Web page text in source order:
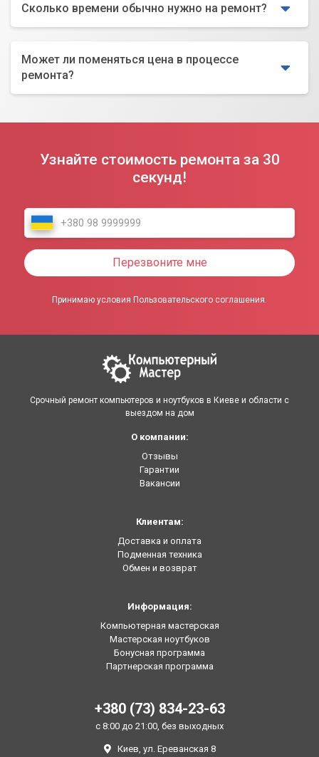
Сколько времени обычно нужно на ремонт?
Может ли поменяться цена в процессе
ремонта?
Узнайте стоимость ремонта за 30
секунд!
Перезвоните мне
Принимаю условия Пользовательского соглашения.
Срочный ремонт компьютеров и ноутбуков в Киеве и области с
выездом на дом
О компании:
Отзывы
Гарантии
Вакансии
Клиентам:
Доставка и оплата
Подменная техника
Обмен и возврат
Информация:
Компьютерная мастерская
Мастерская ноутбуков
Бонусная программа
Партнерская программа
+380 (73) 834-23-63
с 8:00 до 21:00, без выходных
Киев, ул. Ереванская 8